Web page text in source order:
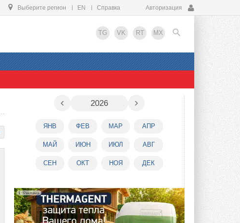
Выберите регион EN Справка Авторизация
TG VK RT MX
EN
‹ 2026 ›
ЯНВ ФЕВ МАР АПР
МАЙ ИЮН ИЮЛ АВГ
СЕН ОКТ НОЯ ДЕК
Реклама